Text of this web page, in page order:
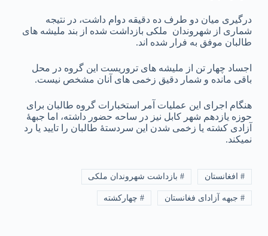
درگیری میان دو طرف ده دقیقه دوام داشت، در نتیجه
شماری از شهروندان ملکی بازداشت شده از بند ملیشه های
طالبان موفق به فرار شده اند.
اجساد چهار تن از ملیشه های تروریست این گروه در محل
باقی مانده و شمار دقیق زخمی های آنان مشخص نیست.
هنگام اجرای این عملیات آمر استخبارات گروه طالبان برای
حوزه یازدهم شهر کابل نیز در ساحه حضور داشته، اما جبهۀ
آزادی کشته یا زخمی شدن این سردستۀ طالبان را تایید یا رد
نمیکند.
# افغانستان # بازداشت شهروندان ملکی
# جبهه آزادای فغانستان # چهارکشته